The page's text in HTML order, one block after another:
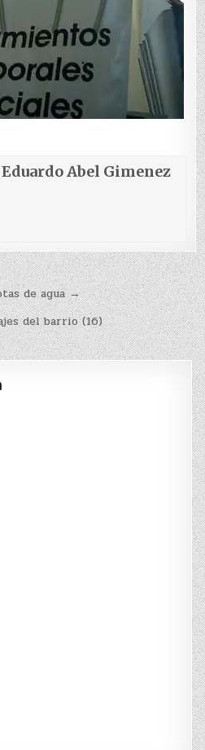
Eduardo Abel Gimenez
de agua →
del barrio (16)